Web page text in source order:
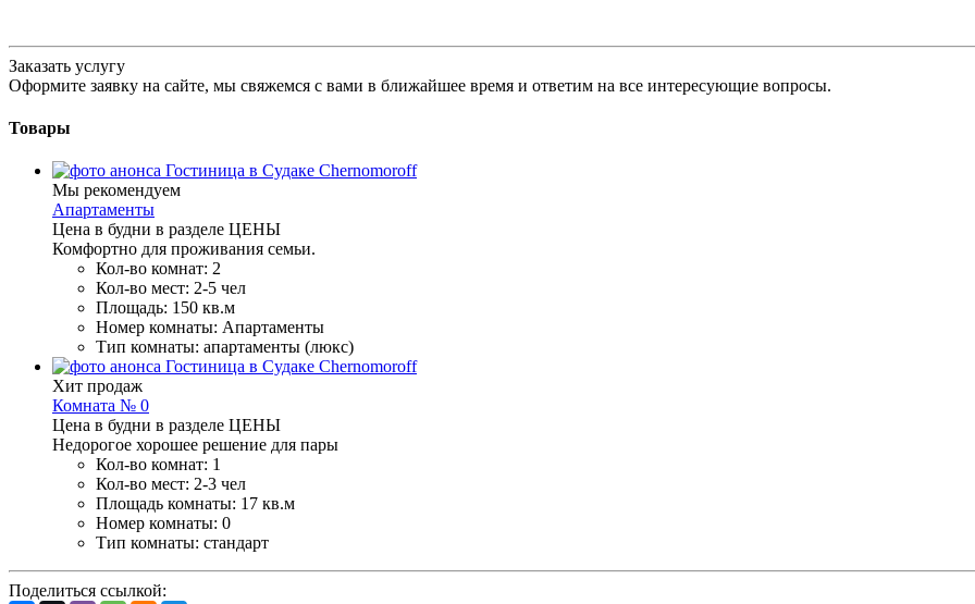
Заказать услугу
Оформите заявку на сайте, мы свяжемся с вами в ближайшее время и ответим на все интересующие вопросы.
Товары
Мы рекомендуем
Апартаменты
Цена в будни в разделе ЦЕНЫ
Комфортно для проживания семьи.
Кол-во комнат: 2
Кол-во мест: 2-5 чел
Площадь: 150 кв.м
Номер комнаты: Апартаменты
Тип комнаты: апартаменты (люкс)
Хит продаж
Комната № 0
Цена в будни в разделе ЦЕНЫ
Недорогое хорошее решение для пары
Кол-во комнат: 1
Кол-во мест: 2-3 чел
Площадь комнаты: 17 кв.м
Номер комнаты: 0
Тип комнаты: стандарт
Поделиться ссылкой: